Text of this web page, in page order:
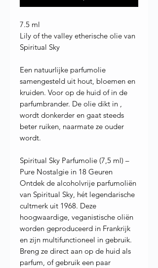
7.5 ml
Lily of the valley etherische olie van
Spiritual Sky
Een natuurlijke parfumolie
samengesteld uit hout, bloemen en
kruiden. Voor op de huid of in de
parfumbrander. De olie dikt in ,
wordt donkerder en gaat steeds
beter ruiken, naarmate ze ouder
wordt.
Spiritual Sky Parfumolie (7,5 ml) –
Pure Nostalgie in 18 Geuren
Ontdek de alcoholvrije parfumoliën
van Spiritual Sky, hét legendarische
cultmerk uit 1968. Deze
hoogwaardige, veganistische oliën
worden geproduceerd in Frankrijk
en zijn multifunctioneel in gebruik.
Breng ze direct aan op de huid als
parfum, of gebruik een paar